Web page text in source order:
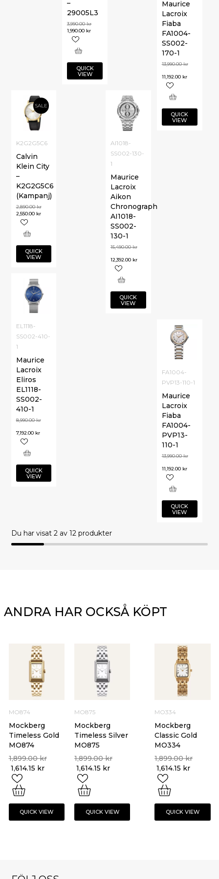
–
29005L3
3,990.00kr
1,990.00 kr
QUICK
VIEW
Maurice
Lacroix
Fiaba
FA1004-
SS002-
170-1
13,990.00kr
11,192.00 kr
QUICK
VIEW
SALE
K2G2G5C6
Calvin
Klein City
–
K2G2G5C6
(Kampanj)
2,890.00kr
2,550.00 kr
QUICK
VIEW
AI1018-
SS002-130-
1
Maurice
Lacroix
Aikon
Chronograph
AI1018-
SS002-
130-1
15,490.00kr
12,392.00 kr
QUICK
VIEW
EL1118-
SS002-410-
1
Maurice
Lacroix
Eliros
EL1118-
SS002-
410-1
8,990.00kr
7,192.00 kr
QUICK
VIEW
FA1004-
PVP13-110-1
Maurice
Lacroix
Fiaba
FA1004-
PVP13-
110-1
13,990.00kr
11,192.00 kr
QUICK
VIEW
Du har visat 2av 12 produkter
ANDRA HAR OCKSÅ KÖPT
MO874
Mockberg
Timeless Gold
MO874
1,899.00kr
1,614.15 kr
QUICK VIEW
MO334
Mockberg
Classic Gold
MO334
1,899.00kr
1,614.15 kr
QUICK VIEW
MO875
Mockberg
Timeless Silver
MO875
1,899.00kr
1,614.15 kr
QUICK VIEW